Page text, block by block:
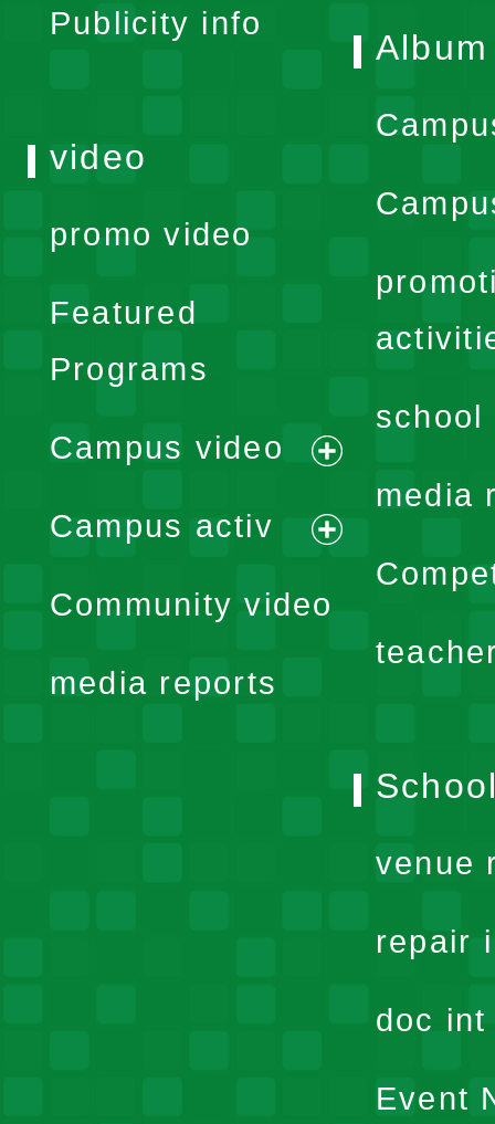
Publicity info
Album
school
media
video
promo video
Featured
Programs
Campus video
expand
menu
Campus activ
expand
Community video
media reports
venue
repair
doc
Event